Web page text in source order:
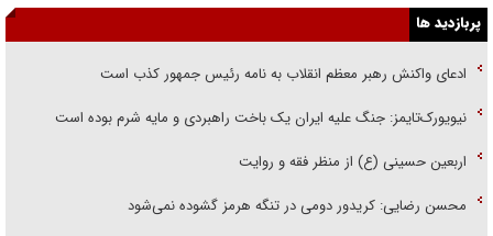
پربازدید ها
ادعای واکنش رهبر معظم انقلاب به نامه رئیس جمهور کذب است
نیویورک‌تایمز: جنگ علیه ایران یک باخت راهبردی و مایه شرم بوده است
اربعین حسینی (ع) از منظر فقه و روایت
محسن رضایی: کریدور دومی در تنگه هرمز گشوده نمی‌شود